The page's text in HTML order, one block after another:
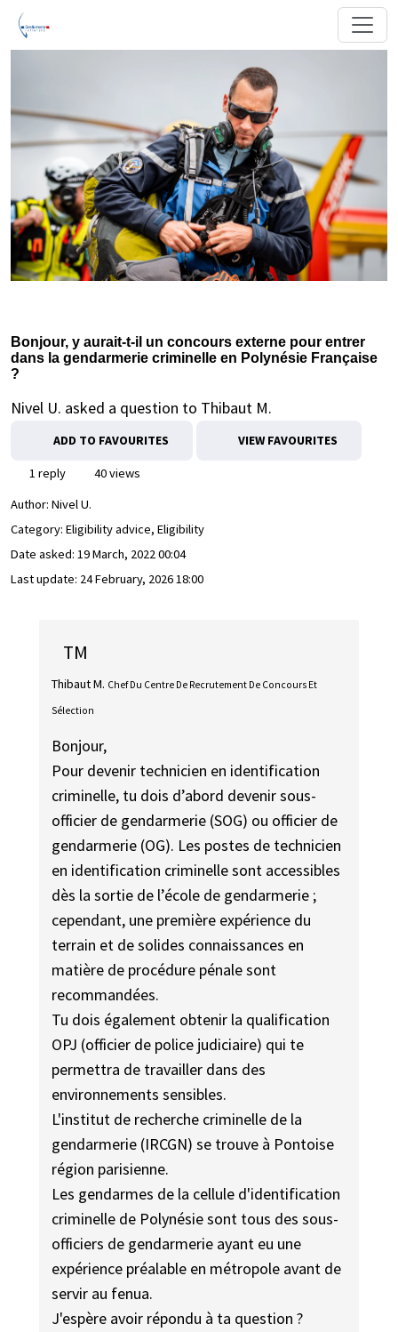
Bonjour, y aurait-t-il un concours externe pour entrer
dans la gendarmerie criminelle en Polynésie Française
?
Nivel U. asked a question to Thibaut M.
ADD TO FAVOURITES VIEW FAVOURITES
1 reply
40 views
Author: Nivel U.
Category: Eligibility advice, Eligibility
Date asked: 19 March, 2022 00:04
Last update: 24 February, 2026 18:00
TM
Thibaut M. Chef Du Centre De Recrutement De Concours Et
Sélection
Bonjour,
Pour devenir technicien en identification
criminelle, tu dois d’abord devenir sous-
officier de gendarmerie (SOG) ou officier de
gendarmerie (OG). Les postes de technicien
en identification criminelle sont accessibles
dès la sortie de l’école de gendarmerie ;
cependant, une première expérience du
terrain et de solides connaissances en
matière de procédure pénale sont
recommandées.
Tu dois également obtenir la qualification
OPJ (officier de police judiciaire) qui te
permettra de travailler dans des
environnements sensibles.
L'institut de recherche criminelle de la
gendarmerie (IRCGN) se trouve à Pontoise
région parisienne.
Les gendarmes de la cellule d'identification
criminelle de Polynésie sont tous des sous-
officiers de gendarmerie ayant eu une
expérience préalable en métropole avant de
servir au fenua.
J'espère avoir répondu à ta question ?